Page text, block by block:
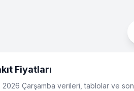
Fiyatları
2026 Çarşamba verileri, tablolar ve son